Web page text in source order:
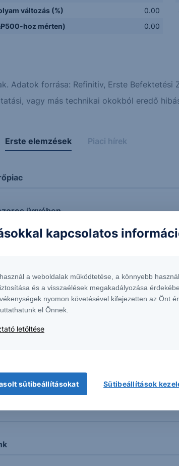
változás (%)
0.00
hoz mérten)
0.00
Adatok forrása: Refinitiv, Erste Befektetési
vagy más technikai okokból eredő
Erste elemzések Piaci hírek
ügyében
kapcsolatos
a weboldalak működtetése, a könnyebb
és a visszaélések megakadályozása
nyomon követésével kifejezetten az Önt
el Önnek.
letöltése
sütibeállításokat Sütibeállítások